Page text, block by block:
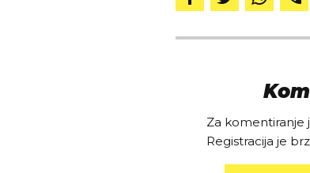
Za komentiranje
Registracija je